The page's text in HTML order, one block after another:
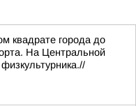
квадрате города до
На Центральной